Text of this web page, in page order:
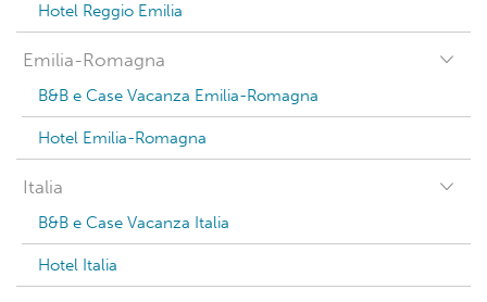
Hotel Reggio Emilia
Emilia-Romagna
B&B e Case Vacanza Emilia-Romagna
Hotel Emilia-Romagna
Italia
B&B e Case Vacanza Italia
Hotel Italia